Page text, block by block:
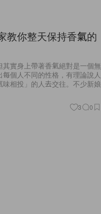
教你整天保持香氣的
實身上帶著香氣絕對是一個無
個人不同的性格，有理論說人
相投」的人去交往。不少新娘
3 0